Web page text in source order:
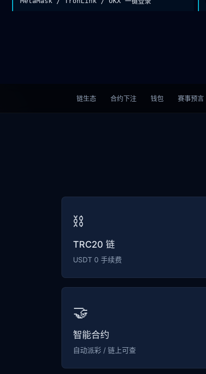
链生态 合约下注 钱包 赛事预言
⛓
TRC20 链
USDT 0 手续费
🤝
智能合约
自动派彩 / 链上可查